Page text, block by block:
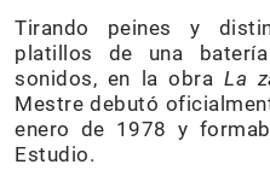
Tirando peines y
platillos de una
sonidos, en la obraLa
Mestre debutó
enero de 1978 y
Estudio.